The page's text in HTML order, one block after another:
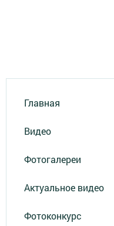
Главная
Видео
Фотогалереи
Актуальное видео
Фотоконкурс